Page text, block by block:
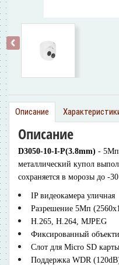
‹
Описание
Описание
D3050-10-I-P(3.8mm) - 5Мп
металлический купол
сохраняется в морозы до -
IP видеокамера уличная
Разрешение 5Мп
H.265, H.264, MJPEG
Фиксированный
Слот для Micro SD
Поддержка WDR